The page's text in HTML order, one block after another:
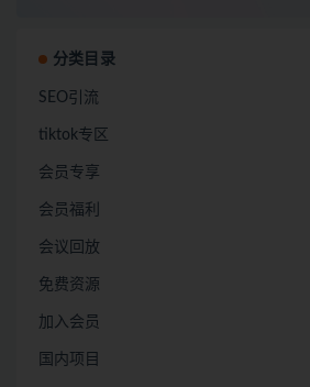
分类目录
SEO引流
tiktok专区
会员专享
会员福利
会议回放
免费资源
加入会员
国内项目